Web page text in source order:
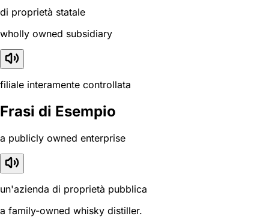
di proprietà statale
wholly owned subsidiary
filiale interamente controllata
Frasi di Esempio
a publicly owned enterprise
un'azienda di proprietà pubblica
a family-owned whisky distiller.